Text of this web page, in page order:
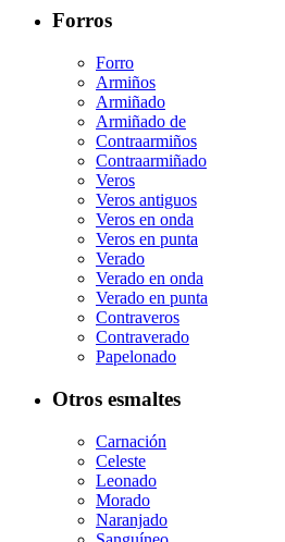
Forros
Forro
Armiños
Armiñado
Armiñado de
Contraarmiños
Contraarmiñado
Veros
Veros antiguos
Veros en onda
Veros en punta
Verado
Verado en onda
Verado en punta
Contraveros
Contraverado
Papelonado
Otros esmaltes
Carnación
Celeste
Leonado
Morado
Naranjado